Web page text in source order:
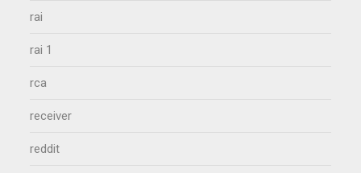
rai
rai 1
rca
receiver
reddit